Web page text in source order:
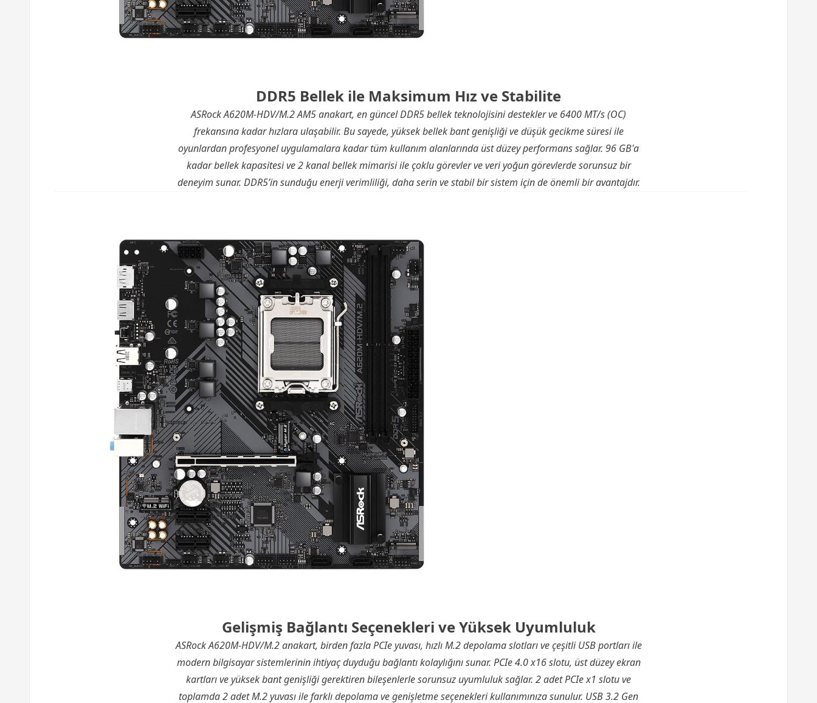
DDR5 Bellek ile Maksimum Hız ve Stabilite
ASRock A620M-HDV/M.2 AM5 anakart, en güncel DDR5 bellek teknolojisini destekler ve 6400 MT/s (OC)
frekansına kadar hızlara ulaşabilir. Bu sayede, yüksek bellek bant genişliği ve düşük gecikme süresi ile
oyunlardan profesyonel uygulamalara kadar tüm kullanım alanlarında üst düzey performans sağlar. 96 GB'a
kadar bellek kapasitesi ve 2 kanal bellek mimarisi ile çoklu görevler ve veri yoğun görevlerde sorunsuz bir
deneyim sunar. DDR5’in sunduğu enerji verimliliği, daha serin ve stabil bir sistem için de önemli bir avantajdır.
Gelişmiş Bağlantı Seçenekleri ve Yüksek Uyumluluk
ASRock A620M-HDV/M.2 anakart, birden fazla PCIe yuvası, hızlı M.2 depolama slotları ve çeşitli USB portları ile
modern bilgisayar sistemlerinin ihtiyaç duyduğu bağlantı kolaylığını sunar. PCIe 4.0 x16 slotu, üst düzey ekran
kartları ve yüksek bant genişliği gerektiren bileşenlerle sorunsuz uyumluluk sağlar. 2 adet PCIe x1 slotu ve
toplamda 2 adet M.2 yuvası ile farklı depolama ve genişletme seçenekleri kullanımınıza sunulur. USB 3.2 Gen